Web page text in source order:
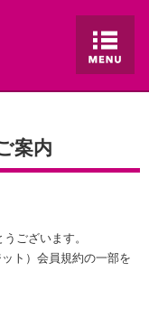
案内
ございます。
ト）会員規約の一部を